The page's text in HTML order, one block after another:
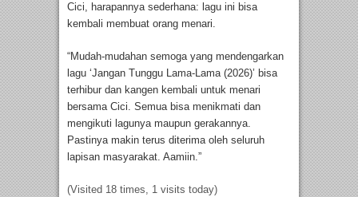
Cici, harapannya sederhana: lagu ini bisa
kembali membuat orang menari.
“Mudah-mudahan semoga yang mendengarkan
lagu ‘Jangan Tunggu Lama-Lama (2026)’ bisa
terhibur dan kangen kembali untuk menari
bersama Cici. Semua bisa menikmati dan
mengikuti lagunya maupun gerakannya.
Pastinya makin terus diterima oleh seluruh
lapisan masyarakat. Aamiin.”
(Visited 18 times, 1 visits today)